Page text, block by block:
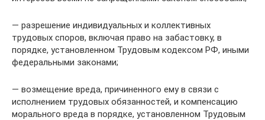
— разрешение индивидуальных и коллективных
трудовых споров, включая право на забастовку, в
порядке, установленном Трудовым кодексом РФ, иными
федеральными законами;
— возмещение вреда, причиненного ему в связи с
исполнением трудовых обязанностей, и компенсацию
морального вреда в порядке, установленном Трудовым